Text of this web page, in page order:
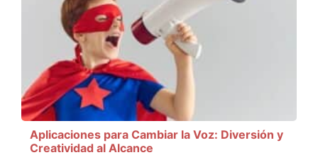
Aplicaciones para Cambiar la Voz: Diversión y
Creatividad al Alcance